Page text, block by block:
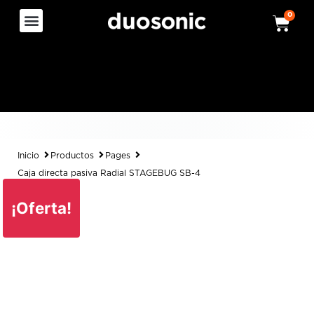
0
Inicio Productos Pages
Caja directa pasiva Radial STAGEBUG SB-4
¡Oferta!